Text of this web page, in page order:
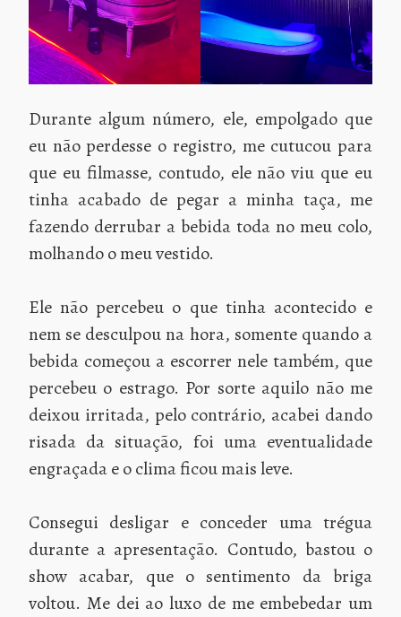
Durante algum número, ele, empolgado que
eu não perdesse o registro, me cutucou para
que eu filmasse, contudo, ele não viu que eu
tinha acabado de pegar a minha taça, me
fazendo derrubar a bebida toda no meu colo,
molhando o meu vestido.
Ele não percebeu o que tinha acontecido e
nem se desculpou na hora, somente quando a
bebida começou a escorrer nele também, que
percebeu o estrago. Por sorte aquilo não me
deixou irritada, pelo contrário, acabei dando
risada da situação, foi uma eventualidade
engraçada e o clima ficou mais leve.
Consegui desligar e conceder uma trégua
durante a apresentação. Contudo, bastou o
show acabar, que o sentimento da briga
voltou. Me dei ao luxo de me embebedar um